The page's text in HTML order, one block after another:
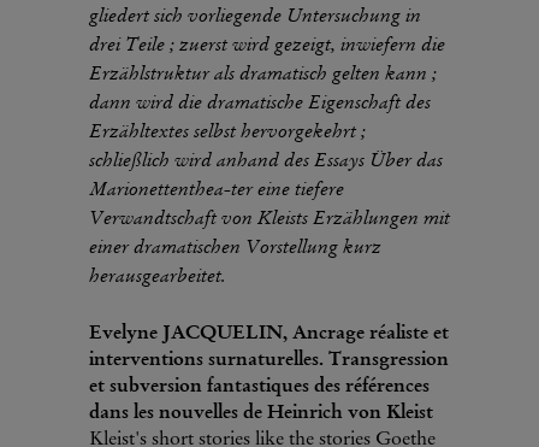
gliedert sich vorliegende Untersuchung in
drei Teile ; zuerst wird gezeigt, inwiefern die
Erzählstruktur als dramatisch gelten kann ;
dann wird die dramatische Eigenschaft des
Erzähltextes selbst hervorgekehrt ;
schließlich wird anhand des Essays Über das
Marionettenthea-ter eine tiefere
Verwandtschaft von Kleists Erzählungen mit
einer dramatischen Vorstellung kurz
herausgearbeitet.
Evelyne JACQUELIN, Ancrage réaliste et
interventions surnaturelles. Transgression
et subversion fantastiques des références
dans les nouvelles de Heinrich von Kleist
Kleist's short stories like the stories Goethe